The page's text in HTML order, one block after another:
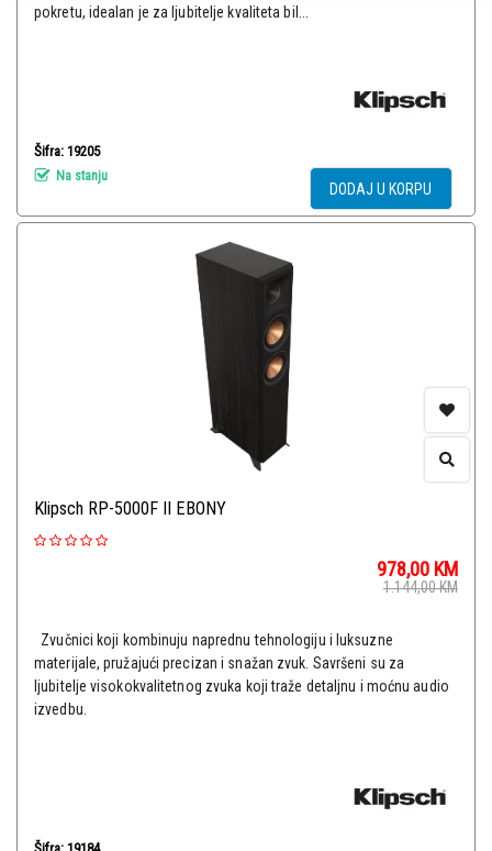
pokretu, idealan je za ljubitelje kvaliteta bil...
Šifra: 19205
Na stanju
DODAJ U KORPU
Klipsch RP-5000F II EBONY
978,00 KM
1.144,00KM
Zvučnici koji kombinuju naprednu tehnologiju i luksuzne
materijale, pružajući precizan i snažan zvuk. Savršeni su za
ljubitelje visokokvalitetnog zvuka koji traže detaljnu i moćnu audio
izvedbu.